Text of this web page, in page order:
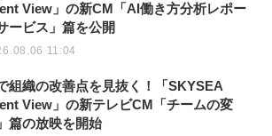
View」の新CM「AI働き方分析レポー
ービス」篇を公開
11:04
組織の改善点を見抜く！「SKYSEA
View」の新テレビCM「チームの変
篇の放映を開始